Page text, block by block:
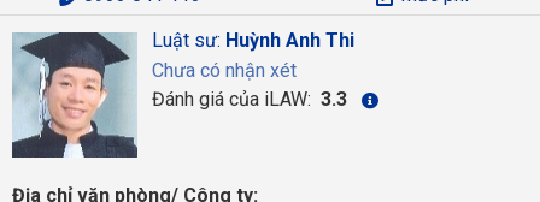
Luật sư: Huỳnh Anh Thi
Chưa có nhận xét
Đánh giá của iLAW: 3.3
Địa chỉ văn phòng/ Công ty: